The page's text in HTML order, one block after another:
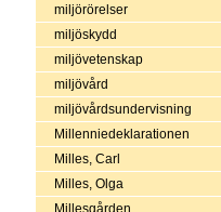
miljörörelser
miljöskydd
miljövetenskap
miljövård
miljövårdsundervisning
Millenniedeklarationen
Milles, Carl
Milles, Olga
Millesgården